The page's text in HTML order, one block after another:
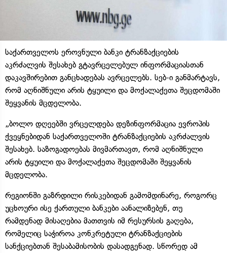
საქართველოს ეროვნული ბანკი ტრანზაქციების
აკრძალვის შესახებ გტავრცელებულ ინფორმაციასთან
დაკავშირებით განცხადებას ავრცელებს. სებ-ი განმარტავს,
რომ აღნიშნული არის ტყუილი და მოქალაქეთა შეცდომაში
შეყვანის მცდელობა.
„ბოლო დღეებში ვრცელდება დეზინფორმაცია ევროპის
ქვეყნებიდან საქართველოში ტრანზაქციების აკრძალვის
შესახებ. საზოგადოებას მივმართავთ, რომ აღნიშნული
არის ტყუილი და მოქალაქეთა შეცდომაში შეყვანის
მცდელობა.
რეგიონში გაზრდილი რისკებიდან გამომდინარე, როგორც
უცხოური ისე ქართული ბანკები აანალიზებენ, თუ
რამდენად მისაღებია მათთვის იმ რესურსის გაღება,
რომელიც საჭიროა კონკრეტული ტრანზაქციების
სანქციებთან შესაბამისობის დასადგენად. სწორედ ამ